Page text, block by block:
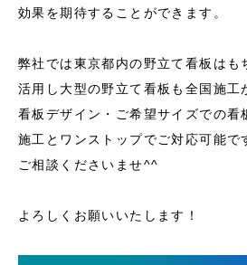
効果を期待することができます。
弊社では東京都内の野立て看板はも
活用し大型の野立て看板も全国施工
看板デザイン・ご希望サイズでの看
施工とワンストップでご対応可能で
ご相談くださいませ^^
よろしくお願いいたします！